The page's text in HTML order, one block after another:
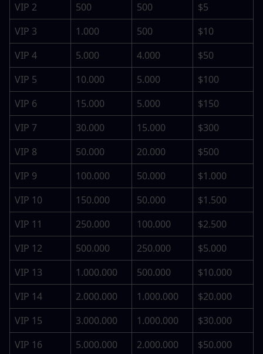
VIP 2 500 500
$5
VIP 3
1.000 500
$10
VIP 4
5.000 4.000
$50
VIP 5
10.000 5.000
$100
VIP 6
15.000 5.000
$150
VIP 7
30.000 15.000
$300
VIP 8
50.000 20.000
$500
VIP 9
100.000 50.000
$1.000
VIP 10
150.000 50.000
$1.500
VIP 11
250.000 100.000
$2.500
VIP 12
500.000 250.000
$5.000
VIP 13
1.000.000 500.000
$10.000
VIP 14
2.000.000 1.000.000
$20.000
VIP 15
3.000.000 1.000.000
$30.000
VIP 16
5.000.000 2.000.000
$50.000